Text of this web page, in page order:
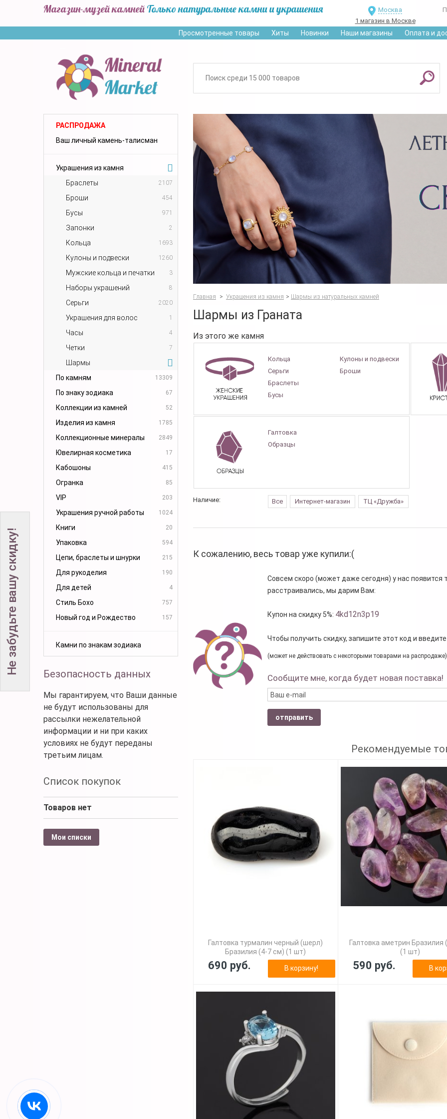
Магазин-музей камней Только натуральные камни и украшения
Москва
1 магазин в Москве
Просмотренные товары Хиты Новинки Наши магазины Оплата и
РАСПРОДАЖА
Ваш личный камень-талисман
Украшения из камня
Браслеты
2107
Броши 454
Бусы 971
Запонки 2
Кольца 1693
Кулоны и подвески 1260
Мужские кольца и печатки 3
Наборы украшений 8
Серьги 2020
Украшения для волос 1
Часы 4
Четки 7
Шармы
По камням
13309
По знаку зодиака 67
Коллекции из камней 52
Изделия из камня 1785
Коллекционные минералы 2849
Ювелирная косметика 17
Кабошоны 415
Огранка 85
VIP 203
Украшения ручной работы 1024
Книги 20
Упаковка 594
Цепи, браслеты и шнурки 215
Для рукоделия 190
Для детей 4
Стиль Бохо 757
Новый год и Рождество 157
Камни по знакам зодиака
Безопасность данных
Мы гарантируем, что Ваши данные
не будут использованы для
рассылки нежелательной
информации и ни при каких
условиях не будут переданы
третьим лицам.
Список покупок
Товаров нет
Мои списки
Главная > Украшения из камня > Шармы из натуральных камней
Шармы из Граната
Из этого же камня
Кольца
Серьги
Браслеты
Бусы
Кулоны и подвески
Броши
Галтовка
Образцы
Наличие: Все Интернет-магазин ТЦ «Дружба»
К сожалению, весь товар уже купили:(
Совсем скоро (может даже сегодня) у нас появится
расстраивались, мы дарим Вам:
Купон на скидку 5%: 4kd12n3p19
Чтобы получить скидку, запишите этот код и
(может не действовать с некоторыми товарами на
Сообщите мне, когда будет новая поставка!
отправить
Рекомендуемые
Галтовка турмалин черный (шерл)
Бразилия (4-7 см) (1 шт)
690 руб. В корзину!
Галтовка аметрин Бразилия
(1 шт)
590 руб. В
Не забудьте вашу скидку!